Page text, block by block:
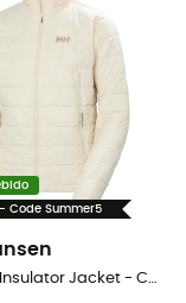
Code Summer5
W Lifaloft Insulator Jacket - Casaco penas mulher